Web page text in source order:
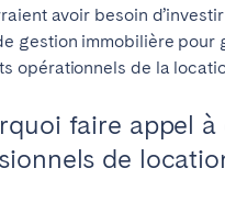
avoir besoin
gestion immobilière pour
opérationnels de la
faire appel à
de